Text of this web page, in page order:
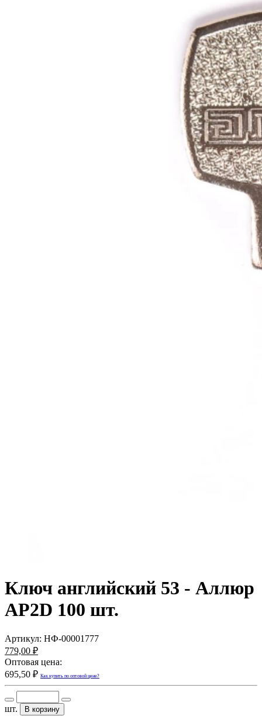
Ключ английский 53 - Аллюр
AP2D 100 шт.
Артикул: НФ-00001777
779,00 ₽
Оптовая цена:
695,50 ₽ Как купить по оптовой цене?
шт. В корзину